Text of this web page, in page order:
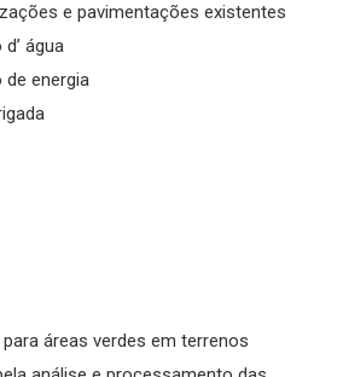
e pavimentações existentes
água
energia
áreas verdes em terrenos